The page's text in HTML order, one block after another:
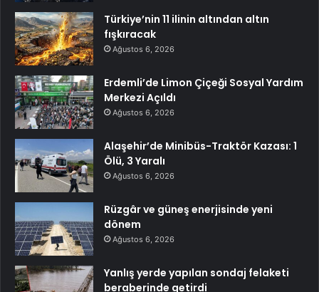
Türkiye’nin 11 ilinin altından altın
fışkıracak
Ağustos 6, 2026
Erdemli’de Limon Çiçeği Sosyal Yardım
Merkezi Açıldı
Ağustos 6, 2026
Alaşehir’de Minibüs-Traktör Kazası: 1
Ölü, 3 Yaralı
Ağustos 6, 2026
Rüzgâr ve güneş enerjisinde yeni
dönem
Ağustos 6, 2026
Yanlış yerde yapılan sondaj felaketi
beraberinde getirdi